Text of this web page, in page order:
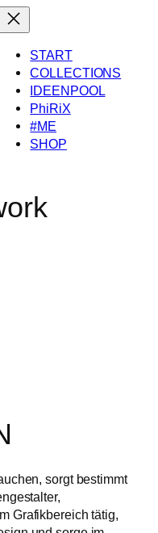
START
COLLECTIONS
IDEENPOOL
PhiRiX
#ME
SHOP
sorgt bestimmt
Grafikbereich tätig,